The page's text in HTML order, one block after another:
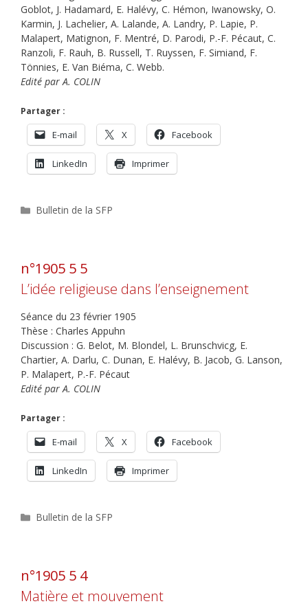
Goblot, J. Hadamard, E. Halévy, C. Hémon, Iwanowsky, O.
Karmin, J. Lachelier, A. Lalande, A. Landry, P. Lapie, P.
Malapert, Matignon, F. Mentré, D. Parodi, P.-F. Pécaut, C.
Ranzoli, F. Rauh, B. Russell, T. Ruyssen, F. Simiand, F.
Tönnies, E. Van Biéma, C. Webb.
Edité par A. COLIN
Partager :
E-mail X Facebook
LinkedIn Imprimer
Catégories
Bulletin de la SFP
n°1905 5 5
L’idée religieuse dans l’enseignement
Séance du 23 février 1905
Thèse : Charles Appuhn
Discussion : G. Belot, M. Blondel, L. Brunschvicg, E.
Chartier, A. Darlu, C. Dunan, E. Halévy, B. Jacob, G. Lanson,
P. Malapert, P.-F. Pécaut
Edité par A. COLIN
Partager :
E-mail X Facebook
LinkedIn Imprimer
Catégories
Bulletin de la SFP
n°1905 5 4
Matière et mouvement